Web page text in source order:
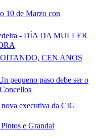
10 de Marzo con
- DÍA DA MULLER
CEN ANOS
pequeno paso debe ser o
executiva da CIG
e Grandal